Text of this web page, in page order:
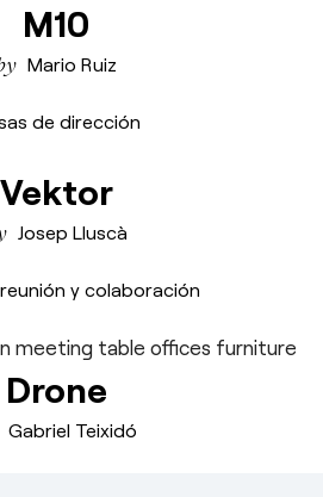
M10
Mario Ruiz
de dirección
Vektor
Josep Lluscà
y colaboración
Drone
Gabriel Teixidó